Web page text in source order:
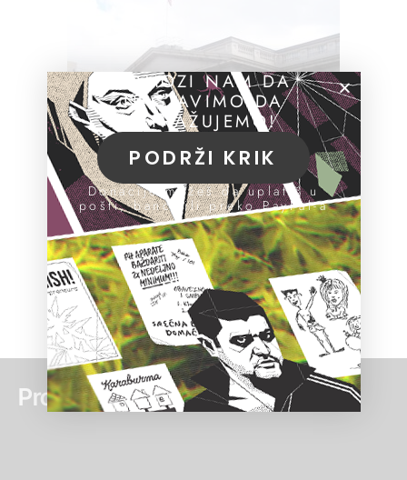
Pročitaj još:
POMOZI NAM DA
NASTAVIMO DA
ISTRAŽUJEMO!
PODRŽI KRIK
Donacije možeš da uplatiš u
pošti, banci ili preko PayPal-a